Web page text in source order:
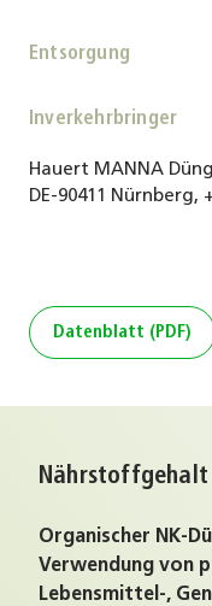
Entsorgung
Inverkehrbringer
Hauert MANNA
DE-90411 Nürnberg,
Datenblatt (PDF)
Nährstoffgehalt
Organischer NK-
Verwendung von
Lebensmittel-,